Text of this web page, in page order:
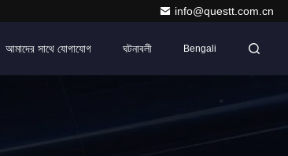
info@questt.com.cn
আমাদের সাথে যোগাযোগ ঘটনাবলী Bengali